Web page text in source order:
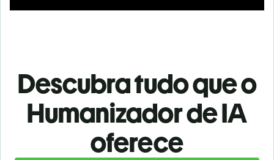
Descubra tudo que o
Humanizador de IA
oferece